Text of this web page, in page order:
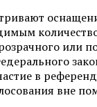
или
в
вне